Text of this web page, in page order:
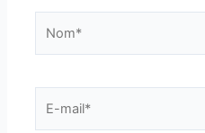
mail*